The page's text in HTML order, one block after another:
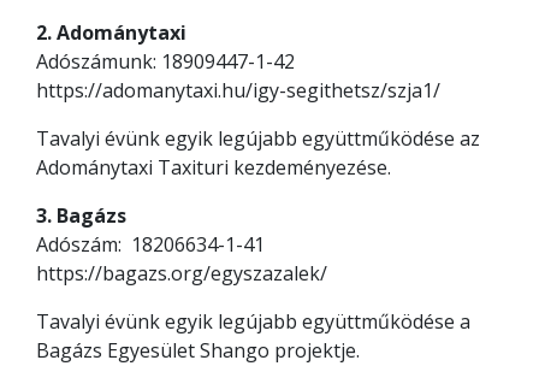
2. Adománytaxi
Adószámunk: 18909447-1-42
https://adomanytaxi.hu/igy-segithetsz/szja1/
Tavalyi évünk egyik legújabb együttműködése az
Adománytaxi Taxituri kezdeményezése.
3. Bagázs
Adószám: 18206634-1-41
https://bagazs.org/egyszazalek/
Tavalyi évünk egyik legújabb együttműködése a
Bagázs Egyesület Shango projektje.